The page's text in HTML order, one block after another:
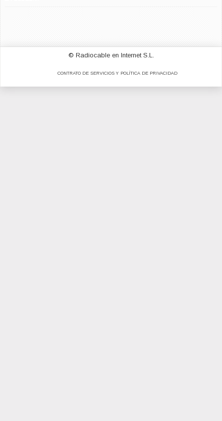
© Radiocable en Internet S.L.
CONTRATO DE SERVICIOS Y POLÍTICA DE PRIVACIDAD